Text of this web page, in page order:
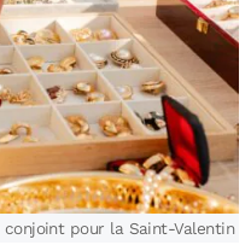
pour la Saint-Valentin